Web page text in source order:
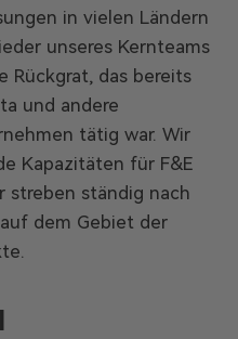
in vielen Ländern
unseres Kernteams
Rückgrat, das bereits
und andere
tätig war. Wir
Kapazitäten für F&E
streben ständig nach
dem Gebiet der